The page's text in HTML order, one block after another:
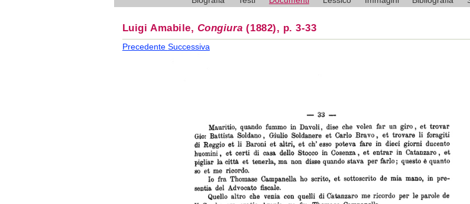
Luigi Amabile, Congiura (1882), p. 3-33
Precedente Successiva